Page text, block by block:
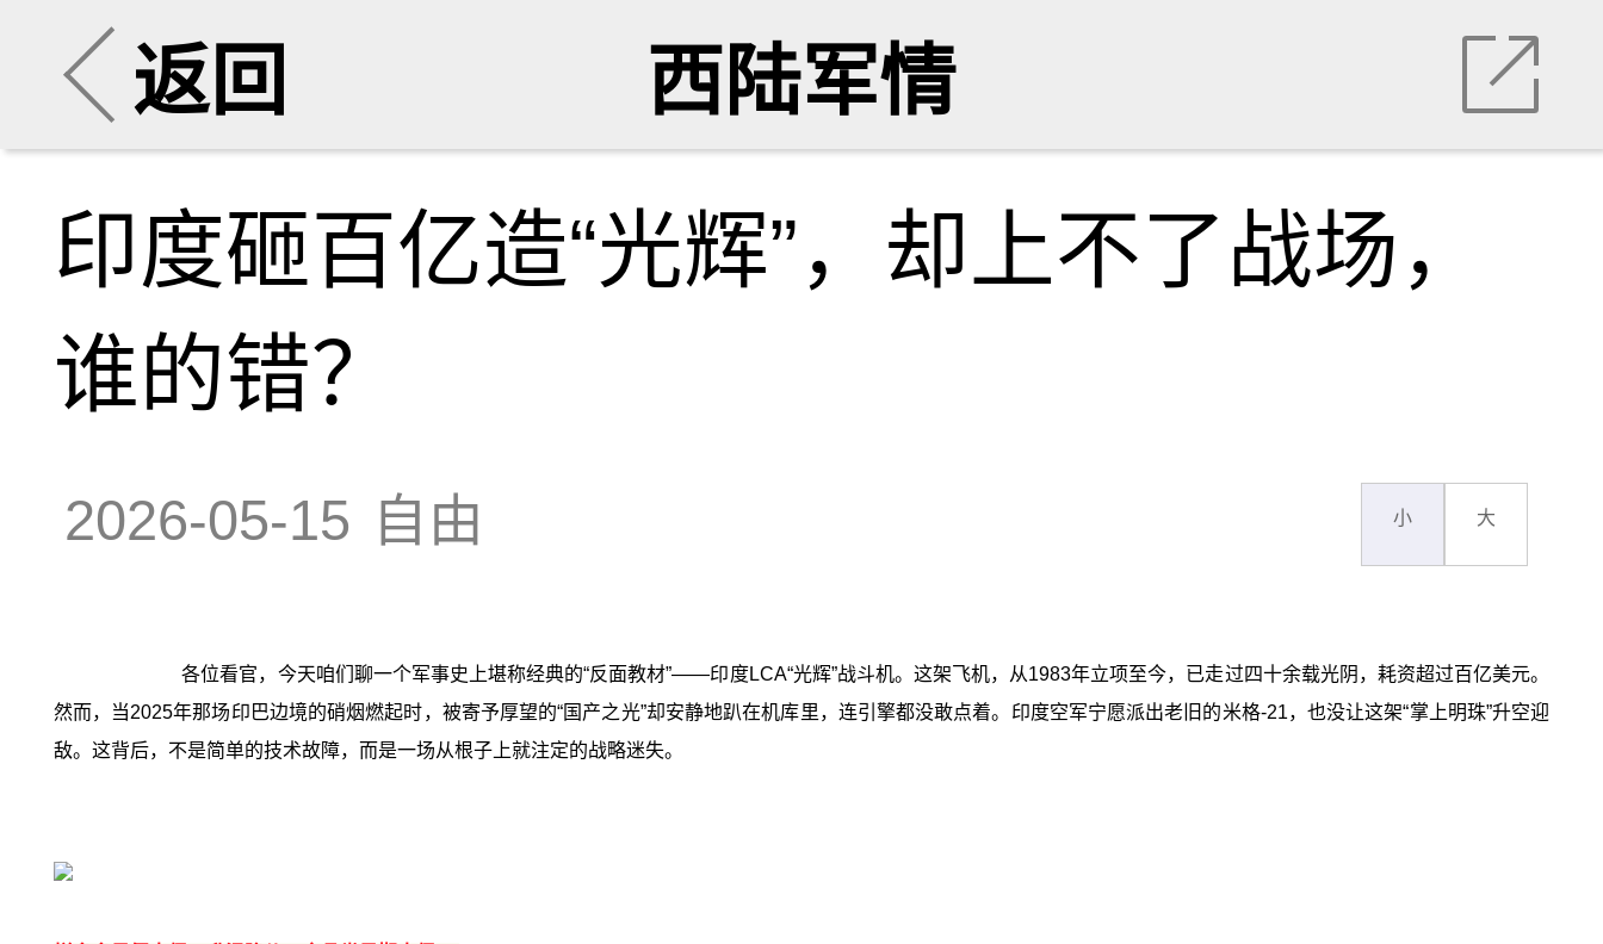
返回 西陆军情
印度砸百亿造“光辉”，却上不了战场，
谁的错？
2026-05-15 自由 小 大
各位看官，今天咱们聊一个军事史上堪称经典的“反面教材”——印度LCA“光辉”战斗机。这架飞机，从1983年立项至今，已走过四十余载光阴，耗资超过百亿美元。
然而，当2025年那场印巴边境的硝烟燃起时，被寄予厚望的“国产之光”却安静地趴在机库里，连引擎都没敢点着。印度空军宁愿派出老旧的米格-21，也没让这架“掌上明珠”升空迎
敌。这背后，不是简单的技术故障，而是一场从根子上就注定的战略迷失。